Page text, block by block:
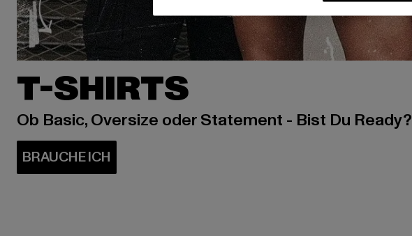
T-SHIRTS
Ob Basic, Oversize oder Statement - Bist Du Ready?